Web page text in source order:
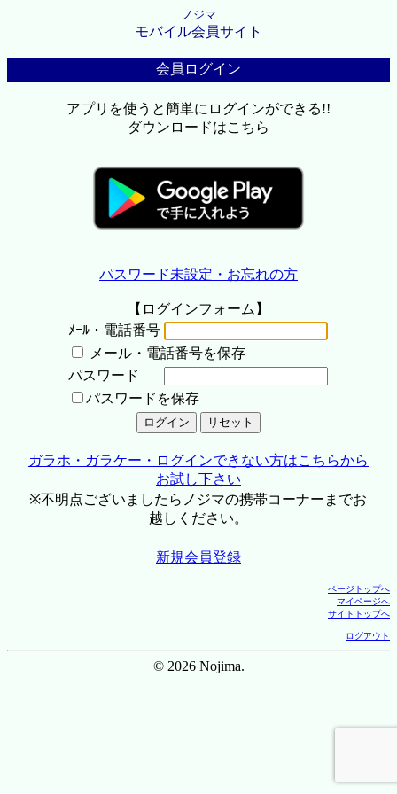
ノジマ
モバイル会員サイト
会員ログイン
アプリを使うと簡単にログインができる!!
ダウンロードはこちら
パスワード未設定・お忘れの方
【ログインフォーム】
ﾒｰﾙ・電話番号
メール・電話番号を保存
パスワード
パスワードを保存
ガラホ・ガラケー・ログインできない方はこちらから
お試し下さい
※不明点ございましたらノジマの携帯コーナーまでお
越しください。
新規会員登録
ページトップへ
マイページへ
サイトトップへ
ログアウト
© 2026 Nojima.